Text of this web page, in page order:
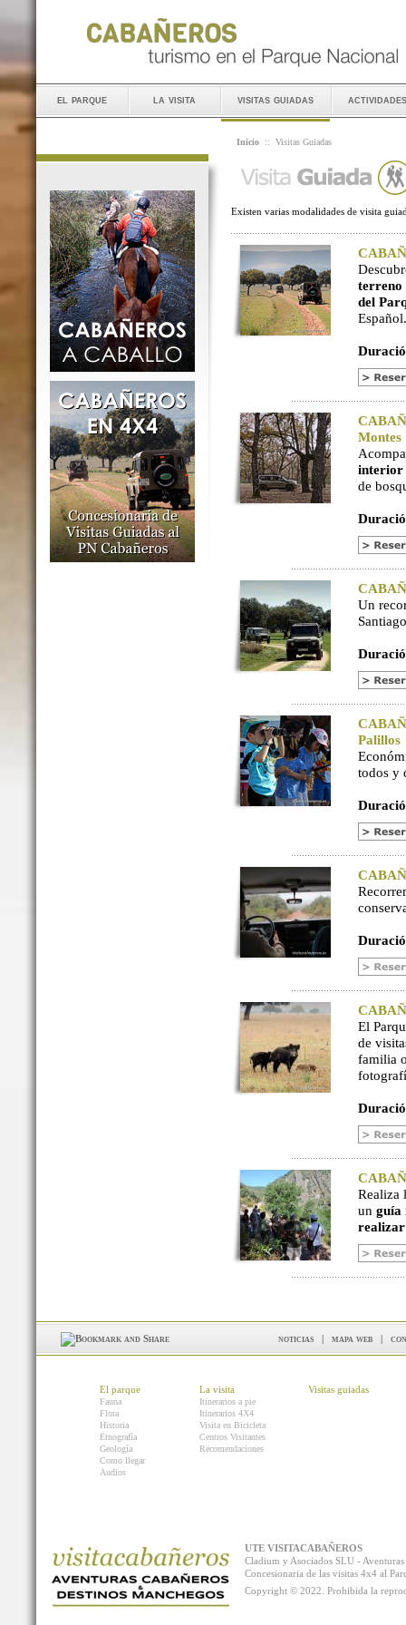
el parque la visita visitas guiadas actividades
Inicio :: Visitas Guiadas
Existen varias modalidades de visita
terreno
del
Español.
Montes
interior
de
Un
Palillos
todos y
El
de
familia
Realiza
un guía
noticias | mapa web |
El parque
Fauna
Flora
Historia
Etnografía
Geología
Como llegar
Audios
La visita
Itinerarios a pie
Itinerarios 4X4
Visita en Bicicleta
Centros Visitantes
Recomendaciones
Visitas guiadas
UTE VISITACABAÑEROS
Cladium y Asociados SLU -
Concesionaria de las visitas 4x4 al
Copyright © 2022. Prohibida la